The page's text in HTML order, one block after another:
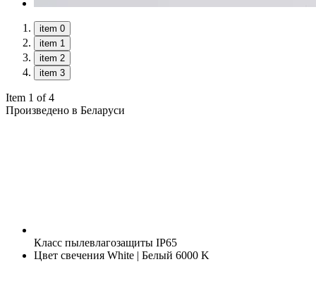
item 0
item 1
item 2
item 3
Item 1 of 4
Произведено в Беларуси
Класс пылевлагозащиты IP65
Цвет свечения White | Белый 6000 K